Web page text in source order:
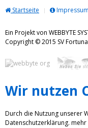
Startseite Impressum
Ein Projekt von WEBBYTE
Copyright © 2015 SV
Wir nutzen
Durch die Nutzung unserer
Datenschutzerklärung. mehr